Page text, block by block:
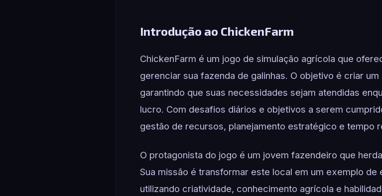
Introdução ao ChickenFarm
ChickenFarm é um jogo de simulação agrícola que
gerenciar sua fazenda de galinhas. O objetivo é criar
garantindo que suas necessidades sejam atendidas
lucro. Com desafios diários e objetivos a serem
gestão de recursos, planejamento estratégico e tempo
O protagonista do jogo é um jovem fazendeiro que
Sua missão é transformar este local em um exemplo
utilizando criatividade, conhecimento agrícola e